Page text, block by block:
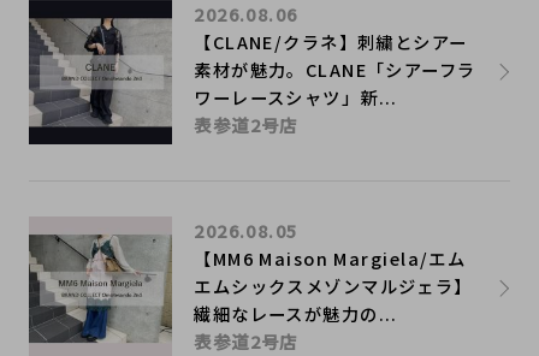
【CLANE/クラネ】刺繍とシアー
素材が魅力。CLANE「シアーフラ
ワーレースシャツ」新...
2026.08.06
表参道2号店
【MM6 Maison Margiela/エム
エムシックスメゾンマルジェラ】
繊細なレースが魅力の...
2026.08.05
表参道2号店